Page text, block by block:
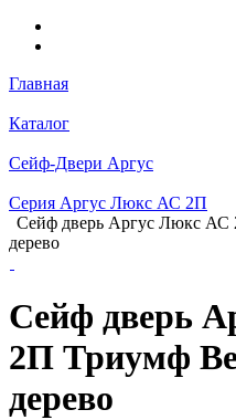
Главная
Каталог
Сейф-Двери Аргус
Серия Аргус Люкс АС 2П
Сейф дверь Аргус Люкс АС
дерево
Сейф дверь
2П Триумф
дерево